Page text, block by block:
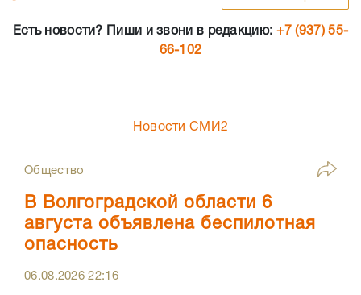
Есть новости? Пиши и звони в редакцию: +7 (937) 55-
66-102
Новости СМИ2
Общество
В Волгоградской области 6
августа объявлена беспилотная
опасность
06.08.202622:16